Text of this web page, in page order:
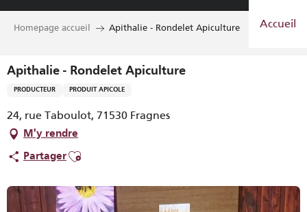
Aller
Accueil
Homepage accueil Apithalie - Rondelet Apiculture
Apithalie - Rondelet Apiculture
PRODUCTEUR PRODUIT APICOLE
24, rue Taboulot, 71530 Fragnes
M'y rendre
PartagerAjouter aux favoris